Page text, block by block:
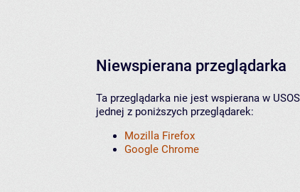
Niewspierana przeglądarka
Ta przeglądarka nie jest wspierana w
jednej z poniższych przeglądarek:
Mozilla Firefox
Google Chrome